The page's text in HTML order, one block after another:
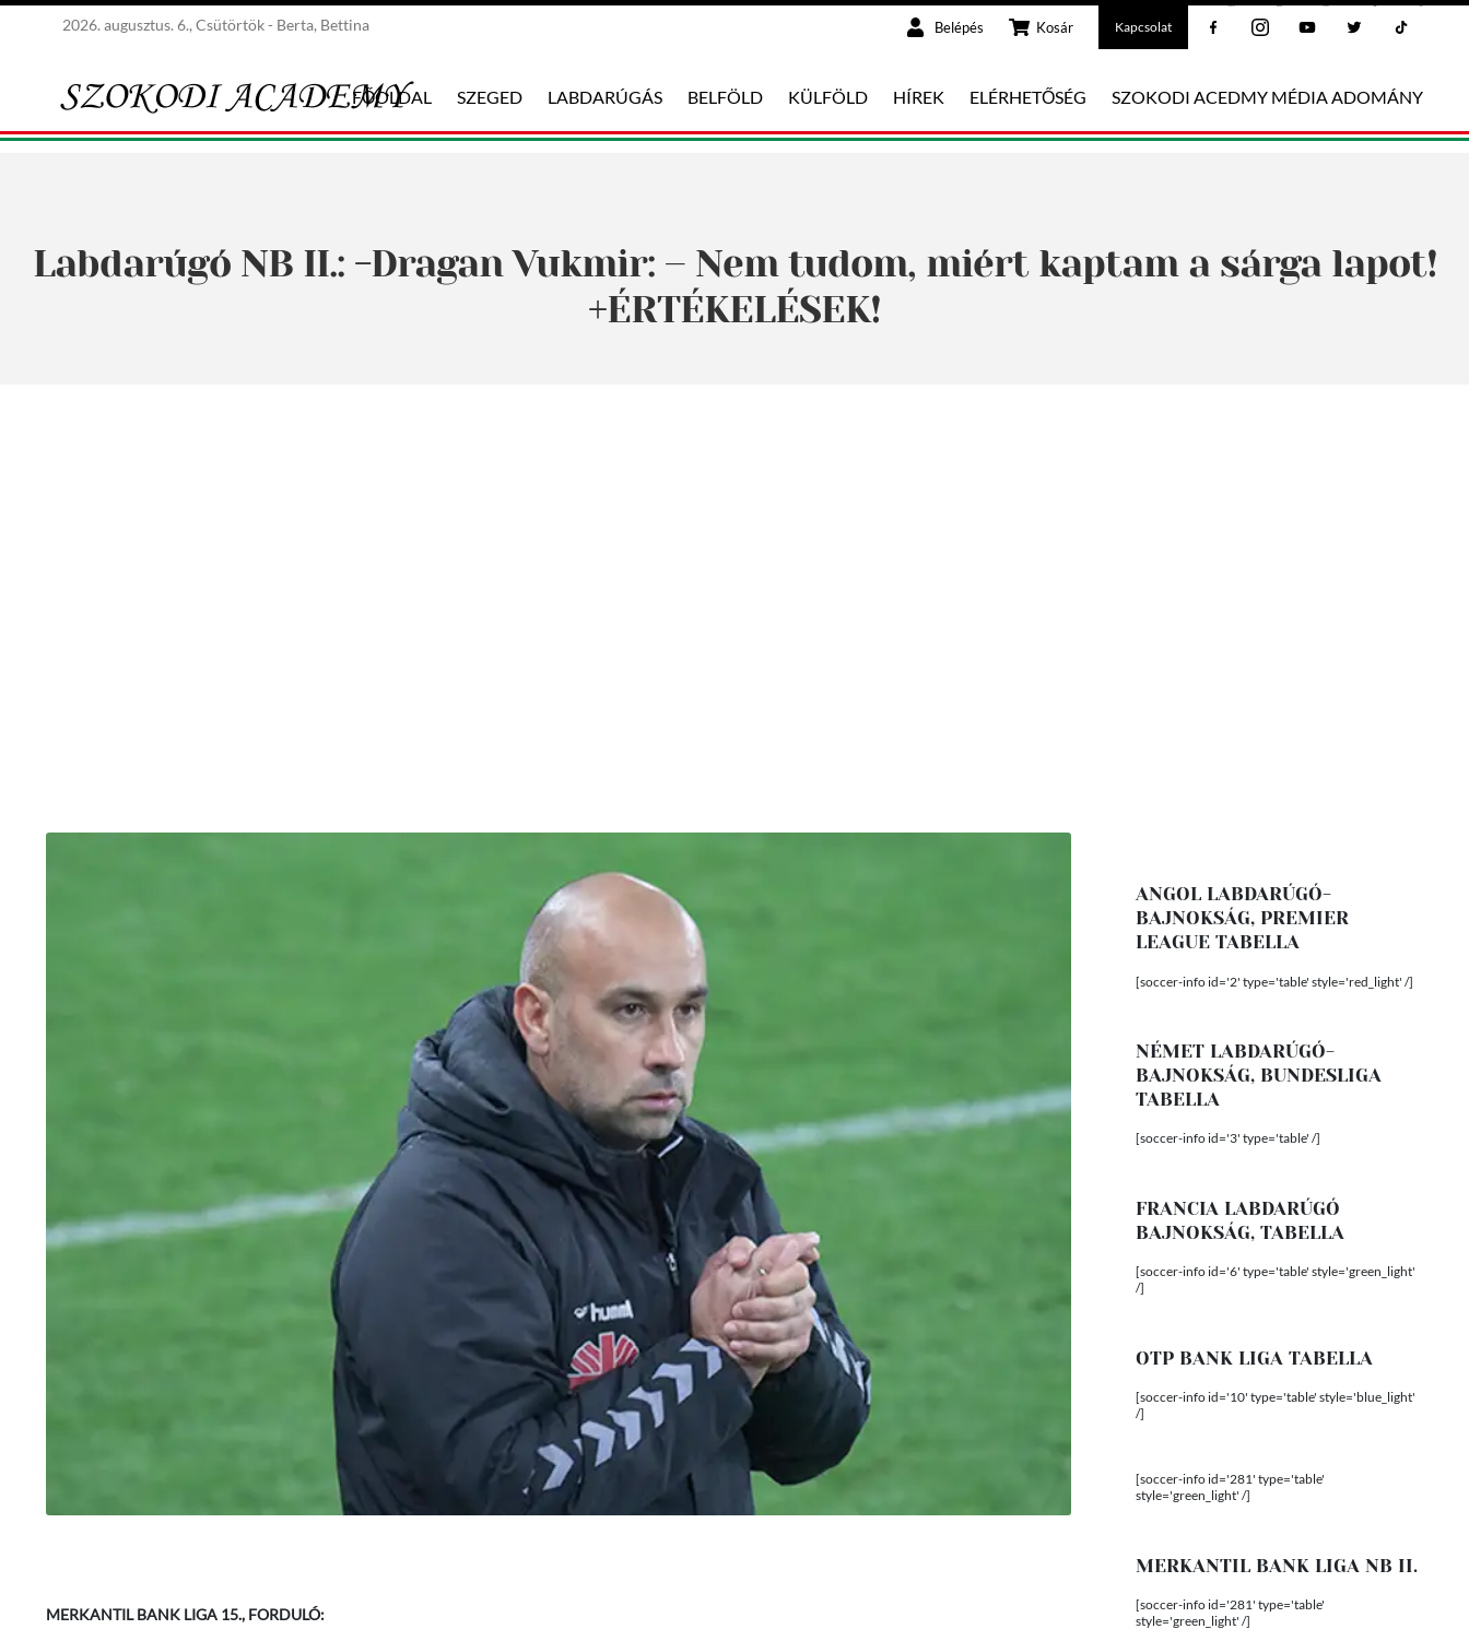
2026. augusztus. 6., Csütörtök - Berta, Bettina Belépés Kosár Kapcsolat
FŐOLDAL SZEGED LABDARÚGÁS BELFÖLD KÜLFÖLD HÍREK ELÉRHETŐSÉG SZOKODI ACEDMY MÉDIA ADOMÁNY
Labdarúgó NB II.: -Dragan Vukmir: – Nem tudom, miért kaptam a sárga lapot!
+ÉRTÉKELÉSEK!
MERKANTIL BANK LIGA 15., FORDULÓ:
ANGOL LABDARÚGÓ-
BAJNOKSÁG, PREMIER
LEAGUE TABELLA
[soccer-info id='2' type='table' style='red_light' /]
NÉMET LABDARÚGÓ-
BAJNOKSÁG, BUNDESLIGA
TABELLA
[soccer-info id='3' type='table' /]
FRANCIA LABDARÚGÓ
BAJNOKSÁG, TABELLA
[soccer-info id='6' type='table' style='green_light'
/]
OTP BANK LIGA TABELLA
[soccer-info id='10' type='table' style='blue_light'
/]
[soccer-info id='281' type='table'
style='green_light' /]
MERKANTIL BANK LIGA NB II.
[soccer-info id='281' type='table'
style='green_light' /]